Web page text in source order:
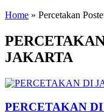
Home » Percetakan
JAKARTA
PERCETAKAN